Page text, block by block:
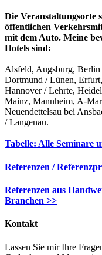
Die Veranstaltungsorte
öffentlichen
mit dem Auto. Meine
Hotels sind:
Alsfeld, Augsburg, Berlin
Dortmund / Lünen,
Hannover / Lehrte,
Mainz, Mannheim, A-
Neuendettelsau bei
/ Langenau.
Tabelle: Alle Seminare
Referenzen /
Referenzen aus
Branchen >>
Kontakt
Lassen Sie mir Ihre